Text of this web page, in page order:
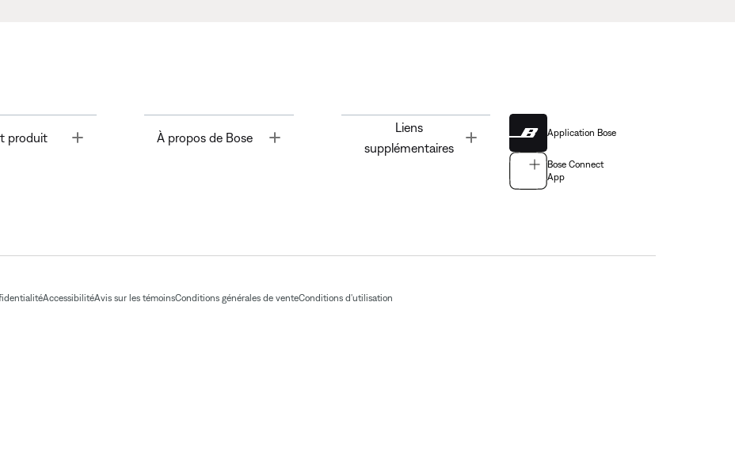
produit À propos de Bose Toggle
Liens
supplémentaires
Application Bose
Bose Connect
App
AccessibilitéAvis sur les témoinsConditions générales de venteConditions d'utilisation